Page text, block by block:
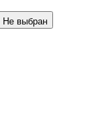
Не выбран